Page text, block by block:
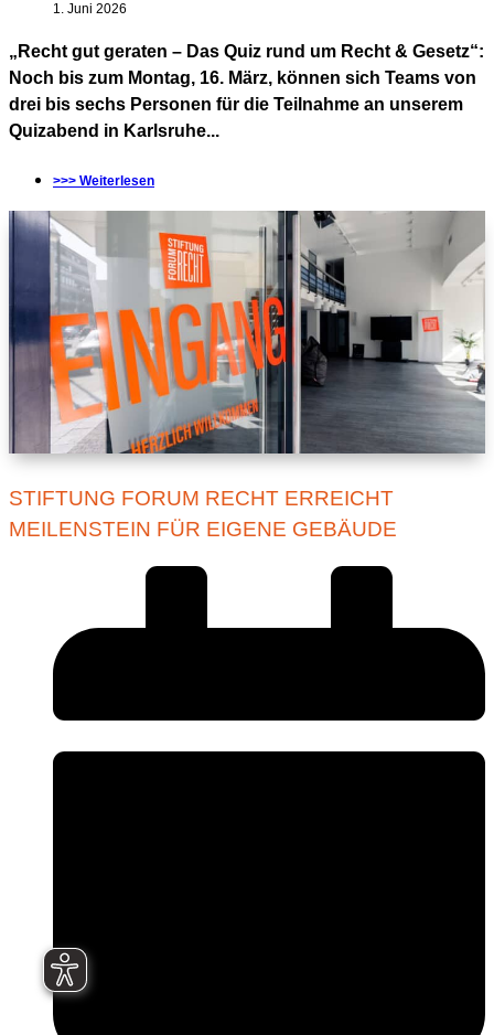
1. Juni 2026
„Recht gut geraten – Das Quiz rund um Recht & Gesetz“:
Noch bis zum Montag, 16. März, können sich Teams von
drei bis sechs Personen für die Teilnahme an unserem
Quizabend in Karlsruhe...
>>> Weiterlesen
STIFTUNG FORUM RECHT ERREICHT
MEILENSTEIN FÜR EIGENE GEBÄUDE